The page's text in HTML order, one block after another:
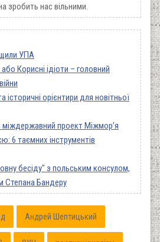
зробить нас вільними.
УПА
Корисні ідіоти – головний
історичні орієнтири для новітньої
проект Міжмор’я
6 таємних інструментів
бесіду" з польським консулом,
Степана Бандеру
Андрей Шептицький